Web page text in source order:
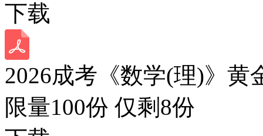
下载
2026成考《数学(理)》黄
限量100份 仅剩 8份